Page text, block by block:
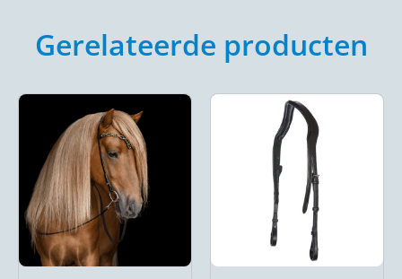
Gerelateerde producten